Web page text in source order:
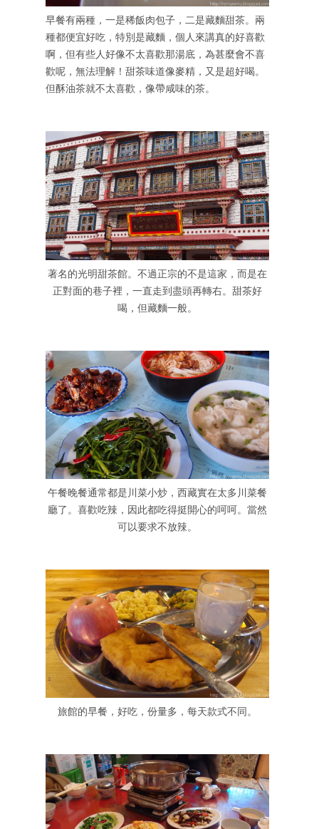
早餐有兩種，一是稀飯肉包子，二是藏麵甜茶。兩
種都便宜好吃，特別是藏麵，個人來講真的好喜歡
啊，但有些人好像不太喜歡那湯底，為甚麼會不喜
歡呢，無法理解！甜茶味道像麥精，又是超好喝。
但酥油茶就不太喜歡，像帶咸味的茶。
著名的光明甜茶館。不過正宗的不是這家，而是在
正對面的巷子裡，一直走到盡頭再轉右。甜茶好
喝，但藏麵一般。
午餐晚餐通常都是川菜小炒，西藏實在太多川菜餐
廳了。喜歡吃辣，因此都吃得挺開心的呵呵。當然
可以要求不放辣。
旅館的早餐，好吃，份量多，每天款式不同。